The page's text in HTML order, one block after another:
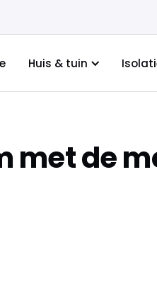
Huis & tuin
met de